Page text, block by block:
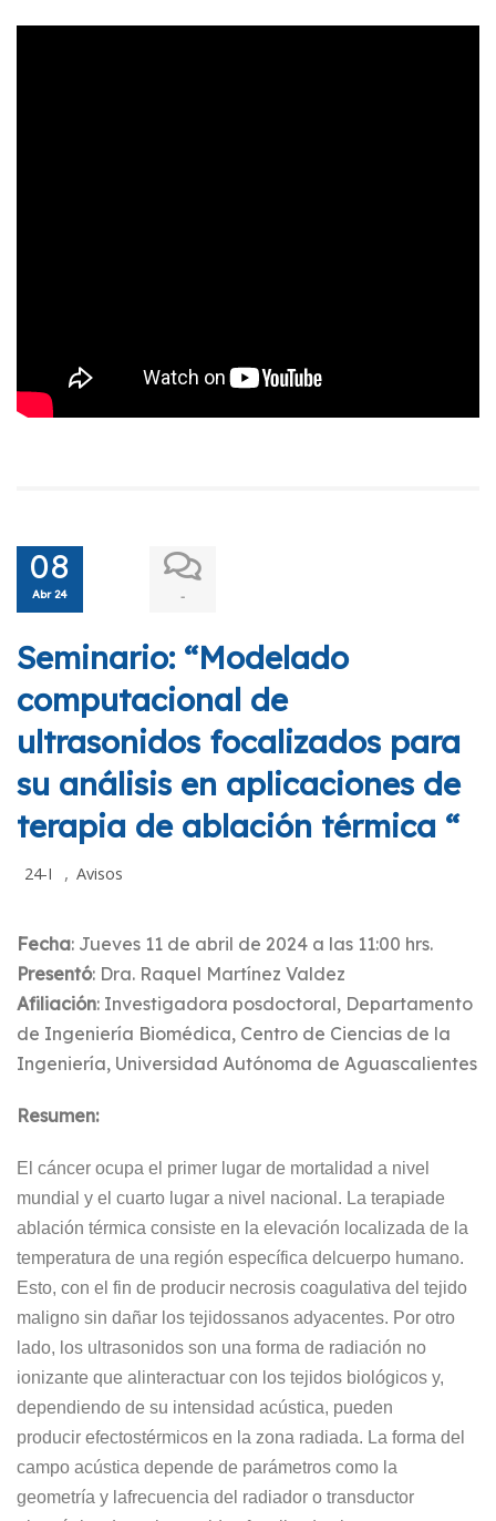
08
Abr 24 -
Seminario: “Modelado
computacional de
ultrasonidos focalizados para
su análisis en aplicaciones de
terapia de ablación térmica “
24-I , Avisos
Fecha: Jueves 11 de abril de 2024 a las 11:00 hrs.
Presentó: Dra. Raquel Martínez Valdez
Afiliación: Investigadora posdoctoral, Departamento
de Ingeniería Biomédica, Centro de Ciencias de la
Ingeniería, Universidad Autónoma de Aguascalientes
Resumen:
El cáncer ocupa el primer lugar de mortalidad a nivel
mundial y el cuarto lugar a nivel nacional. La terapiade
ablación térmica consiste en la elevación localizada de la
temperatura de una región específica del cuerpo humano.
Esto, con el fin de producir necrosis coagulativa del tejido
maligno sin dañar los tejidossanos adyacentes. Por otro
lado, los ultrasonidos son una forma de radiación no
ionizante que al interactuar con los tejidos biológicos y,
dependiendo de su intensidad acústica, pueden
producir efectostérmicos en la zona radiada. La forma del
campo acústica depende de parámetros como la
geometría y lafrecuencia del radiador o transductor